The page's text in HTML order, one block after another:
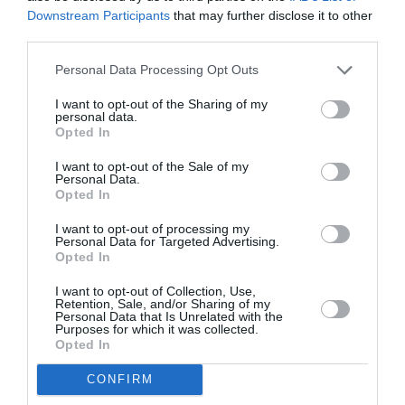
Downstream Participants that may further disclose it to other
Personal Data Processing Opt Outs
I want to opt-out of the Sharing of my
personal data.
Opted In
I want to opt-out of the Sale of my
Personal Data.
Opted In
I want to opt-out of processing my
Personal Data for Targeted Advertising.
Opted In
I want to opt-out of Collection, Use,
Retention, Sale, and/or Sharing of my
Personal Data that Is Unrelated with the
Purposes for which it was collected.
Opted In
CONFIRM
Ακολουθήστε το Culturenow.gr
Σχετικά Άρθρα
Αυτοβιογραφία
ενός πτώματος: Μια